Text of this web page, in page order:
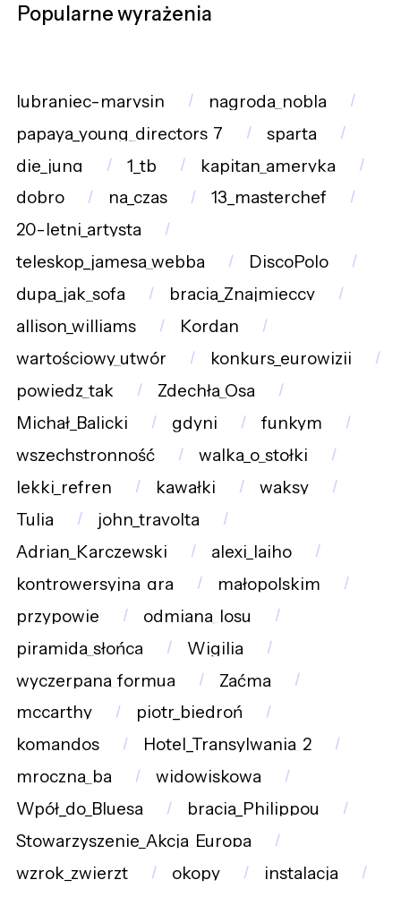
Popularne wyrażenia
lubraniec-marysin
nagroda_nobla
papaya_young_directors_7
sparta
die_jung
1_tb
kapitan_ameryka
dobro
na_czas
13_masterchef
20-letni_artysta
teleskop_jamesa_webba
DiscoPolo
dupa_jak_sofa
bracia_Znajmieccy
allison_williams
Kordan
wartościowy_utwór
konkurs_eurowizji
powiedz_tak
Zdechła_Osa
Michał_Balicki
gdyni
funkym
wszechstronność
walka_o_stołki
lekki_refren
kawałki
waksy
Tulia
john_travolta
Adrian_Karczewski
alexi_laiho
kontrowersyjna_gra
małopolskim
przypowie
odmiana_losu
piramida_słońca
Wigilia
wyczerpana_formua
Zaćma
mccarthy
piotr_biedroń
komandos
Hotel_Transylwania_2
mroczna_ba
widowiskowa
Wpół_do_Bluesa
bracia_Philippou
Stowarzyszenie_Akcja_Europa
wzrok_zwierzt
okopy
instalacja